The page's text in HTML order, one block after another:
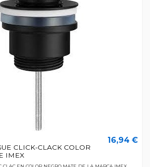
CLICK-CLACK COLOR
IMEX
16,94 €